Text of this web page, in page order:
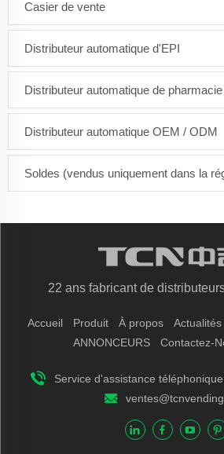
Casier de vente
Distributeur automatique d'EPI
Distributeur automatique de pharmacie
Distributeur automatique OEM / ODM
Soldes (vendus uniquement dans la
22 ans fabricant de
Accueil Produit À propos Actualités
ANNONCEURS
Contactez-
Service d'assistance